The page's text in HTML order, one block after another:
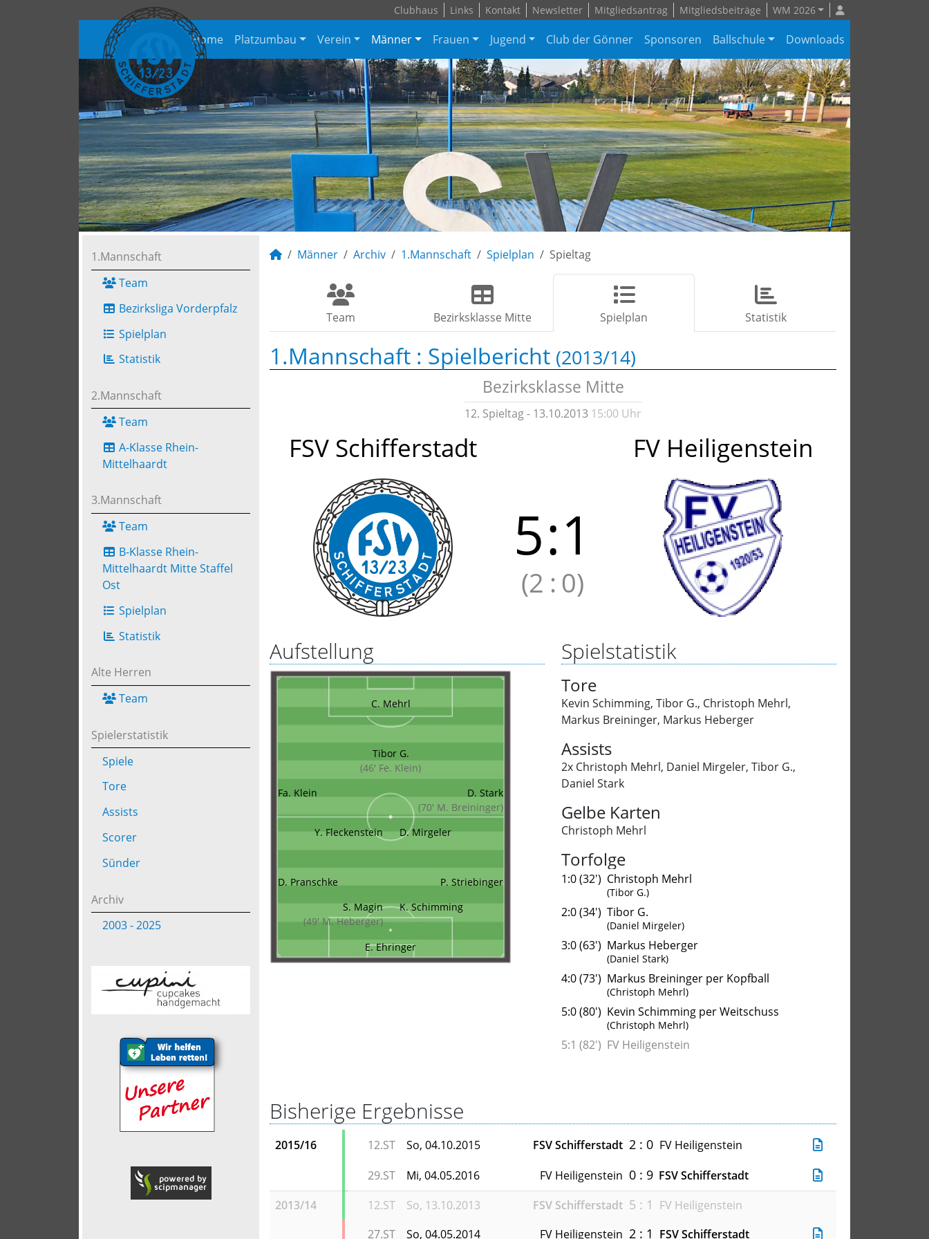
Clubhaus Links Kontakt Newsletter Mitgliedsantrag Mitgliedsbeiträge WM 2026
Home Platzumbau Verein Männer Frauen Jugend Club der Gönner Sponsoren Ballschule Downloads
1.Mannschaft
Team
Bezirksliga Vorderpfalz
Spielplan
Statistik
2.Mannschaft
Team
A-Klasse Rhein-
Mittelhaardt
3.Mannschaft
Team
B-Klasse Rhein-
Mittelhaardt Mitte Staffel
Ost
Spielplan
Statistik
Alte Herren
Team
Spielerstatistik
Spiele
Tore
Assists
Scorer
Sünder
Archiv
2003 - 2025
Männer Archiv 1.Mannschaft Spielplan Spieltag
Team Bezirksklasse Mitte Spielplan Statistik
1.Mannschaft : Spielbericht (2013/14)
Bezirksklasse Mitte
12. Spieltag - 13.10.2013 15:00 Uhr
FSV Schifferstadt FV Heiligenstein
5:1
(2 : 0)
Aufstellung
C. Mehrl
Tibor G.
(46' Fe. Klein)
Fa. Klein
D. Stark
(70' M. Breininger)
Y. Fleckenstein
D. Mirgeler
D. Pranschke
P. Striebinger
S. Magin
(49' M. Heberger)
K. Schimming
E. Ehringer
Spielstatistik
Tore
Kevin Schimming, Tibor G., Christoph Mehrl,
Markus Breininger, Markus Heberger
Assists
2x Christoph Mehrl, Daniel Mirgeler, Tibor G.,
Daniel Stark
Gelbe Karten
Christoph Mehrl
Torfolge
1:0 (32') Christoph Mehrl
(Tibor G.)
2:0 (34') Tibor G.
(Daniel Mirgeler)
3:0 (63') Markus Heberger
(Daniel Stark)
4:0 (73') Markus Breininger per Kopfball
(Christoph Mehrl)
5:0 (80') Kevin Schimming per Weitschuss
(Christoph Mehrl)
5:1 (82') FV Heiligenstein
Bisherige Ergebnisse
2015/16 12.ST So, 04.10.2015 FSV Schifferstadt 2 : 0 FV Heiligenstein
29.ST
Mi, 04.05.2016 FV Heiligenstein 0 : 9 FSV Schifferstadt
2013/14
12.ST So, 13.10.2013 FSV Schifferstadt 5 : 1
FV Heiligenstein
27.ST
So, 04.05.2014 FV Heiligenstein 2 : 1 FSV Schifferstadt